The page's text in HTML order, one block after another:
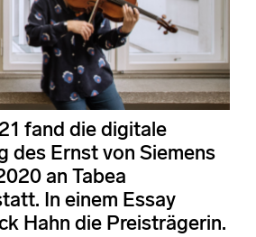
fand die digitale
des Ernst von Siemens
an Tabea
In einem Essay
Hahn die Preisträgerin.